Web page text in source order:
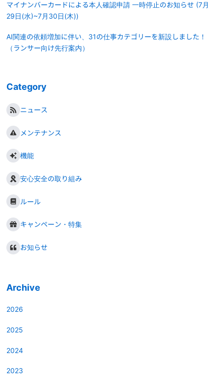
マイナンバーカードによる本人確認申請 一時停止のお知らせ (7月
29日(水)~7月30日(木))
AI関連の依頼増加に伴い、31の仕事カテゴリーを新設しました！
（ランサー向け先行案内）
Category
ニュース
メンテナンス
機能
安心安全の取り組み
ルール
キャンペーン・特集
お知らせ
Archive
2026
2025
2024
2023